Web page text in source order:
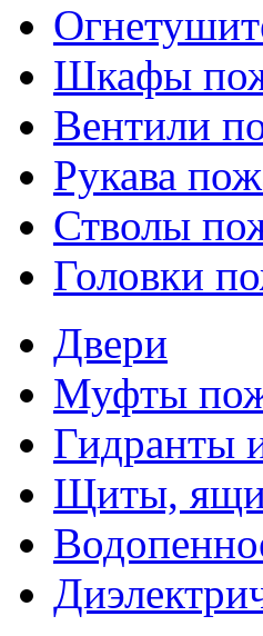
Шкафы
Вентили
Рукава
Стволы
Головки
Двери
Муфты
Гидранты
Щиты,